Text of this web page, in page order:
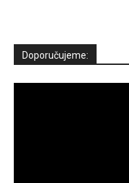
Doporučujeme: